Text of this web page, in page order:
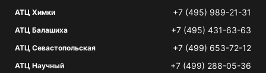
АТЦ Химки +7 (495) 989-21-31
АТЦ Балашиха +7 (495) 431-63-63
АТЦ Севастопольская +7 (499) 653-72-12
АТЦ Научный +7 (499) 288-05-36